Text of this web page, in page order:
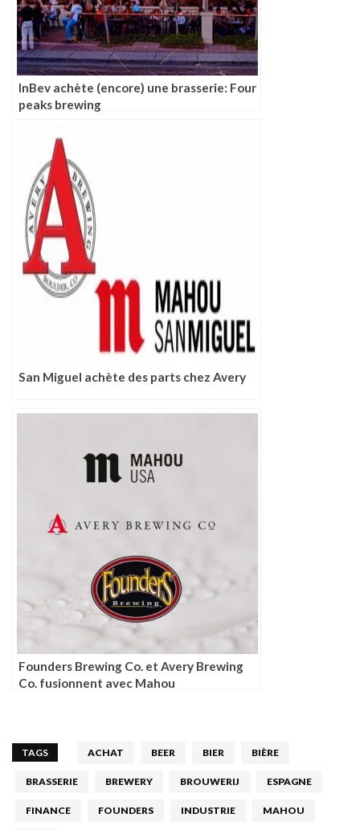
InBev achète (encore) une brasserie: Four
peaks brewing
San Miguel achète des parts chez Avery
Founders Brewing Co. et Avery Brewing
Co. fusionnent avec Mahou
TAGS ACHAT BEER BIER BIÈRE
BRASSERIE BREWERY BROUWERIJ ESPAGNE
FINANCE FOUNDERS INDUSTRIE MAHOU